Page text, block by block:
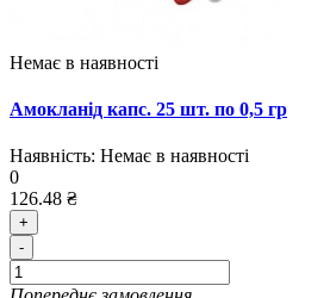
Немає в наявності
Амокланід капс. 25 шт. по 0,5 гр
Наявність: Немає в наявності
0
126.48 ₴
+
-